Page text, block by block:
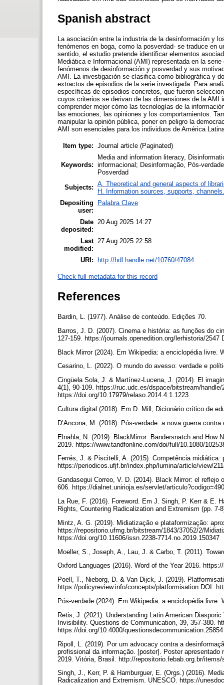
Spanish abstract
La asociación entre la industria de la desinformación y
fenómenos en boga, como la posverdad- se traduce en
sentido, el estudio pretende identificar elementos
Mediática e Informacional (AMI) representada en la
fenómenos de desinformación y posverdad y sus
AMI. La investigación se clasifica como bibliográfica y
extractos de episodios de la serie investigada. Para
específicas de episodios concretos, que fueron
cuyos criterios se derivan de las dimensiones de la
comprender mejor cómo las tecnologías de la
las emociones, las opiniones y los comportamientos.
manipular la opinión pública, poner en peligro la
AMI son esenciales para los individuos de América
Item type: Journal article (Paginated)
Keywords:
Media and information literacy,
informacional; Desinformação, Pós-
Posverdad
Subjects: A. Theoretical and general aspects of
H. Information sources, supports, channels.
Depositing
user:
Palabra Clave
Date
deposited:
20 Aug 2025 14:27
Last
modified:
27 Aug 2025 22:58
URI: http://hdl.handle.net/10760/47084
Check full metadata for this record
References
Bardin, L. (1977). Análise de conteúdo. Edições 70.
Barros, J. D. (2007). Cinema e história: as funções do
127-159. https://journals.openedition.org/lerhistoria/
Black Mirror (2024). Em Wikipedia: a enciclopédia
Cesarino, L. (2022). O mundo do avesso: verdade e
Cingüela Sola, J. & Martínez-Lucena, J. (2014). El
4(1), 90-109. https://ruc.udc.es/dspace/bitstream/
https://doi.org/10.17979/relaso.2014.4.1.1223
Cultura digital (2018). Em D. Mill, Dicionário crítico de
D’Ancona, M. (2018). Pós-verdade: a nova guerra
Elnahla, N. (2019). BlackMirror: Bandersnatch and How
2019. https://www.tandfonline.com/doi/full/10.1080/
Ferrés, J. & Piscitelli, A. (2015). Competência
https://periodicos.ufjf.br/index.php/lumina/article/view/
Gandasegui Correo, V. D. (2014). Black Mirror: el
606. https://dialnet.unirioja.es/servlet/
La Rue, F. (2016). Foreword. Em J. Singh, P. Kerr & E.
Rights, Countering Radicalization and Extremism (pp.
Mintz, A. G. (2019). Midiatização e plataformização:
https://repositorio.ufmg.br/bitstream/1843/37052/2/
https://doi.org/10.11606/issn.2238-7714.no.2019.150347
Moeller, S., Joseph, A., Lau, J. & Carbo, T. (2011).
Oxford Languages (2016). Word of the Year 2016.
Poell, T., Nieborg, D. & Van Dijck, J. (2019).
https://policyreview.info/concepts/platformisation DOI:
Pós-verdade (2024). Em Wikipedia: a enciclopédia
Retis, J. (2021). Understanding Latin American
Invisibility. Questions de Communication, 39, 357-380.
https://doi.org/10.4000/
Ripoll, L. (2019). Por um advocacy contra a
profissional da informação. [poster]. Poster
2019. Vitória, Brasil. http://repositorio.febab.org.br/
Singh, J., Kerr, P. & Hamburguer, E. (Orgs.) (2016).
Radicalization and Extremism. UNESCO. https://